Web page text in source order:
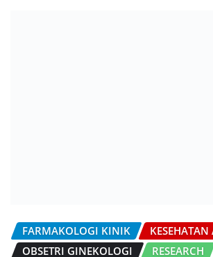
FARMAKOLOGI KINIK
OBSETRI GINEKOLOGI
RESEARCH